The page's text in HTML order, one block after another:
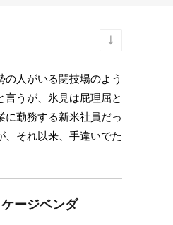
人がいる闘技場のよう
うが、氷見は屁理屈と
に勤務する新米社員だっ
、それ以来、手違いでた
ージベンダ